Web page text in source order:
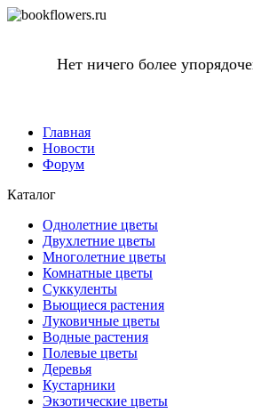
Нет ничего более
Главная
Новости
Форум
Каталог
Однолетние цветы
Двухлетние цветы
Многолетние цветы
Комнатные цветы
Суккуленты
Вьющиеся растения
Луковичные цветы
Водные растения
Полевые цветы
Деревья
Кустарники
Экзотические цветы